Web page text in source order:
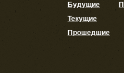
Будущие
Текущие
Прошедшие